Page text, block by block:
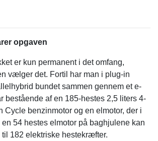
opgaven
er kun permanent i det omfang,
vælger det. Fortil har man i plug-in
bundet sammen gennem et e-
bestående af en 185-hestes 2,5 liters 4-
Cycle benzinmotor og en elmotor, der i
54 hestes elmotor på baghjulene kan
182 elektriske hestekræfter.